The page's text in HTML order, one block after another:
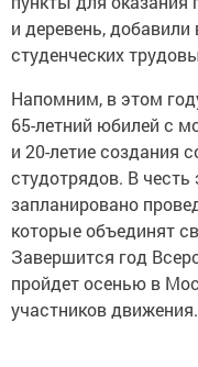
и деревень,
студенческих
Напомним, в этом
65-летний юбилей с
и 20-летие создания
студотрядов. В
запланировано
которые объединят
Завершится год
пройдет осенью в
участников движения.